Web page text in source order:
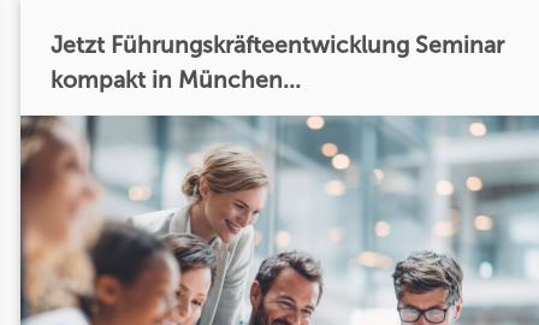
Jetzt Führungskräfteentwicklung Seminar
kompakt in München...